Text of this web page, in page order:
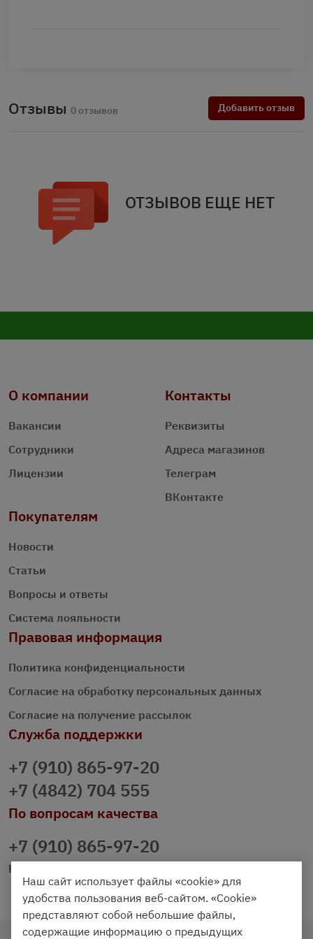
Отзывы 0 отзывов Добавить отзыв
ОТЗЫВОВ ЕЩЕ НЕТ
О компании
Вакансии
Сотрудники
Лицензии
Контакты
Реквизиты
Адреса магазинов
Телеграм
ВКонтакте
Покупателям
Новости
Статьи
Вопросы и ответы
Система лояльности
Правовая информация
Политика конфиденциальности
Согласие на обработку персональных данных
Согласие на получение рассылок
Служба поддержки
+7 (910) 865-97-20
+7 (4842) 704 555
По вопросам качества
+7 (910) 865-97-20
prazdnichniy40@palmi.ru
Наш сайт использует файлы «cookie» для
удобства пользования веб-сайтом. «Cookie»
представляют собой небольшие файлы,
содержащие информацию о предыдущих